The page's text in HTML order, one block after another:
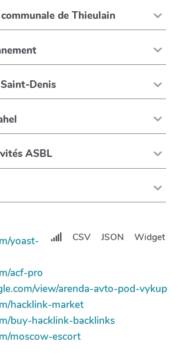
de Thieulain
Denis
ASBL
CSV JSON Widget
yoast-
acf-pro
view/arenda-avto-pod-vykup
hacklink-market
buy-hacklink-backlinks
moscow-escort